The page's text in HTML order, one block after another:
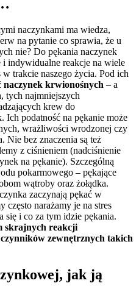
naczynkami ma wiedza,
na pytanie co sprawia, że u
nie? Do pękania naczynek
i indywidualne reakcje na wiele
trakcie naszego życia. Pod ich
naczynek krwionośnych – a
tych najmniejszych
krew do
Ich podatność na pękanie może
wrażliwości wrodzonej czy
Nie bez znaczenia są też
z ciśnieniem (nadciśnienie
na pękanie). Szczególną
pokarmowego – pękające
wątroby oraz żołądka.
zaczynają pękać w
często narażamy je na stres
się i co za tym idzie pękania.
skrajnych reakcji
zewnętrznych takich
jak ją